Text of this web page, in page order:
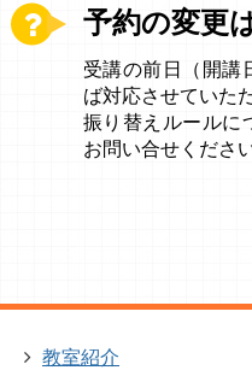
予約の変更
受講の前日（開講
ば対応させていた
振り替えルールに
お問い合せください
教室紹介